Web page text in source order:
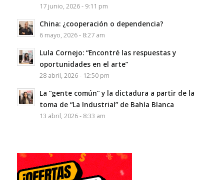
17 junio, 2026 - 9:11 pm
China: ¿cooperación o dependencia?
6 mayo, 2026 - 8:27 am
Lula Cornejo: “Encontré las respuestas y
oportunidades en el arte”
28 abril, 2026 - 12:50 pm
La “gente común” y la dictadura a partir de la
toma de “La Industrial” de Bahía Blanca
13 abril, 2026 - 8:33 am